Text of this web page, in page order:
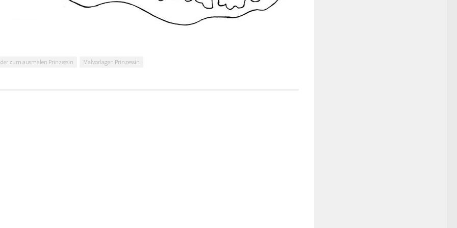
zum ausmalen Prinzessin Malvorlagen Prinzessin